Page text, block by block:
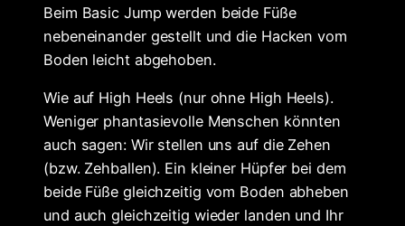
Beim Basic Jump werden beide Füße
nebeneinander gestellt und die Hacken vom
Boden leicht abgehoben.
Wie auf High Heels (nur ohne High Heels).
Weniger phantasievolle Menschen könnten
auch sagen: Wir stellen uns auf die Zehen
(bzw. Zehballen). Ein kleiner Hüpfer bei dem
beide Füße gleichzeitig vom Boden abheben
und auch gleichzeitig wieder landen und Ihr